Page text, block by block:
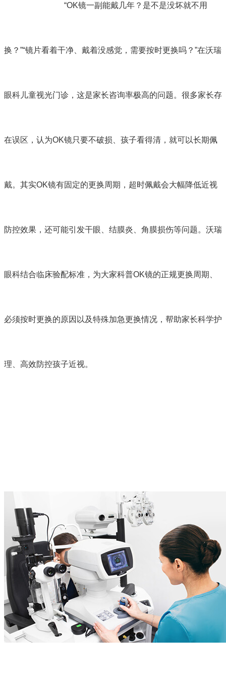
“OK镜一副能戴几年？是不是没坏就不用
换？”“镜片看着干净、戴着没感觉，需要按时更换吗？”在沃瑞
眼科儿童视光门诊，这是家长咨询率极高的问题。很多家长存
在误区，认为OK镜只要不破损、孩子看得清，就可以长期佩
戴。其实OK镜有固定的更换周期，超时佩戴会大幅降低近视
防控效果，还可能引发干眼、结膜炎、角膜损伤等问题。沃瑞
眼科结合临床验配标准，为大家科普OK镜的正规更换周期、
必须按时更换的原因以及特殊加急更换情况，帮助家长科学护
理、高效防控孩子近视。